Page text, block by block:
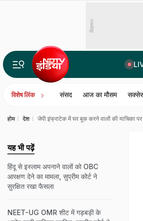
विज्ञापन
विशेष लिंक संसद आज का मौसम
होम देश जेपी इंफ्राटेक में घर बुक करने वालों की याचिका
यह भी पढ़ें
हिंदू से इस्लाम अपनाने वालों को OBC
आरक्षण देने का मामला, सुप्रीम कोर्ट ने
सुरक्षित रखा फैसला
NEET-UG OMR शीट में गड़बड़ी के